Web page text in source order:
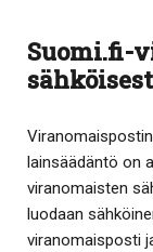
Suomi.fi-
lainsäädäntö on
viranomaisten
luodaan
viranomaisposti